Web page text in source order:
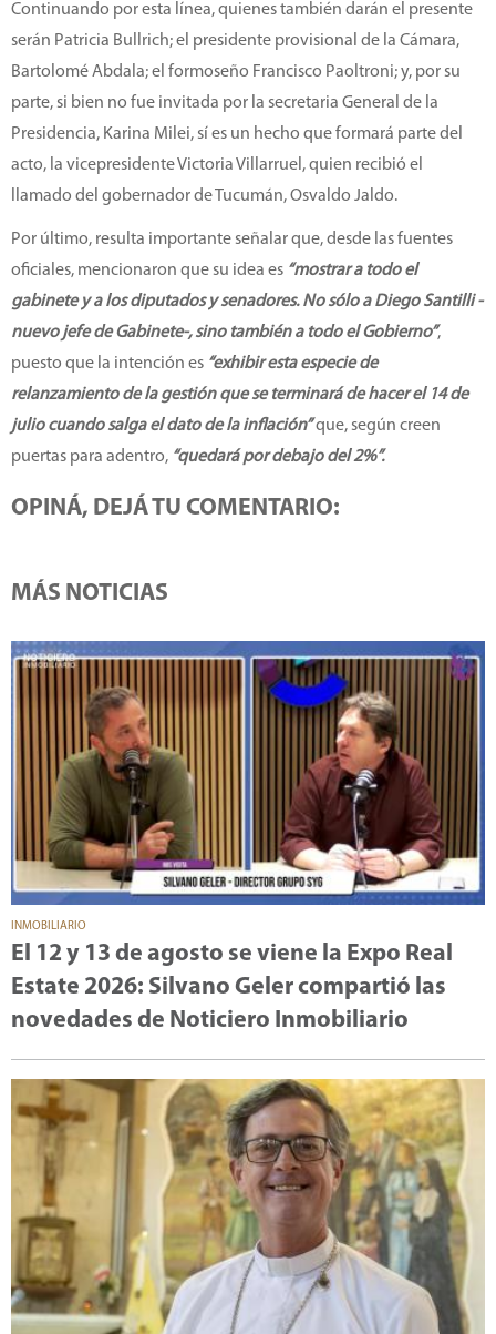
Continuando por esta línea, quienes también darán el presente
serán Patricia Bullrich; el presidente provisional de la Cámara,
Bartolomé Abdala; el formoseño Francisco Paoltroni; y, por su
parte, si bien no fue invitada por la secretaria General de la
Presidencia, Karina Milei, sí es un hecho que formará parte del
acto, la vicepresidente Victoria Villarruel, quien recibió el
llamado del gobernador de Tucumán, Osvaldo Jaldo.
Por último, resulta importante señalar que, desde las fuentes
oficiales, mencionaron que su idea es “mostrar a todo el
gabinete y a los diputados y senadores. No sólo a Diego Santilli -
nuevo jefe de Gabinete-, sino también a todo el Gobierno”,
puesto que la intención es “exhibir esta especie de
relanzamiento de la gestión que se terminará de hacer el 14 de
julio cuando salga el dato de la inflación”que, según creen
puertas para adentro, “quedará por debajo del 2%”.
OPINÁ, DEJÁ TU COMENTARIO:
MÁS NOTICIAS
INMOBILIARIO
El 12 y 13 de agosto se viene la Expo Real
Estate 2026: Silvano Geler compartió las
novedades de Noticiero Inmobiliario